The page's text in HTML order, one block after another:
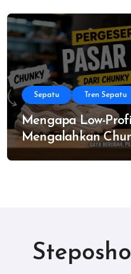
Sepatu Tren Sepatu
Mengapa Low-
Mengalahkan